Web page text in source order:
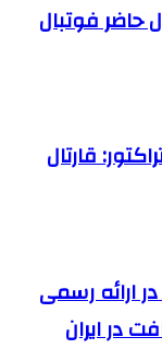
۳۵ سال حال حاضر فوتبال
قارتال
ارائه رسمی
در ایران